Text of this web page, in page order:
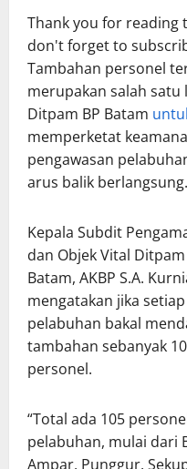
Thank you for reading
don't forget to
Tambahan personel
merupakan salah satu
Ditpam BP Batam
memperketat
pengawasan
arus balik berlangsung.
Kepala Subdit
dan Objek Vital Ditpam
Batam, AKBP S.A.
mengatakan jika setiap
pelabuhan bakal
tambahan sebanyak 10
personel.
“Total ada 105
pelabuhan, mulai dari
Ampar, Punggur,